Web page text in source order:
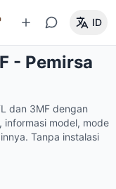
ID
- Pemirsa
dan 3MF dengan
model, mode
Tanpa instalasi